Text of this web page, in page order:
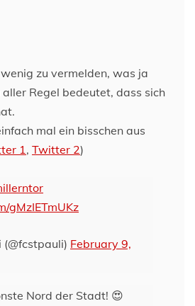
zu vermelden, was ja
Regel bedeutet, dass sich
mal ein bisschen aus
1 , Twitter 2)
gMzIETmUKz
February 9,
Nord der Stadt! 😍